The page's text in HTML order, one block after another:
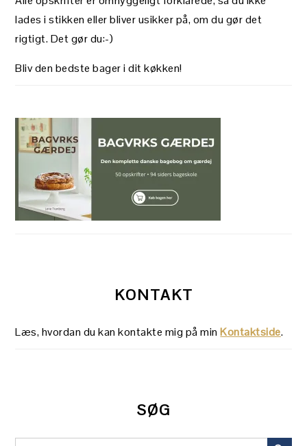
lades i stikken eller bliver usikker på, om du gør det
rigtigt. Det gør du:-)
Bliv den bedste bager i dit køkken!
KONTAKT
Læs, hvordan du kan kontakte mig på minKontaktside.
SØG
Search SEARCH